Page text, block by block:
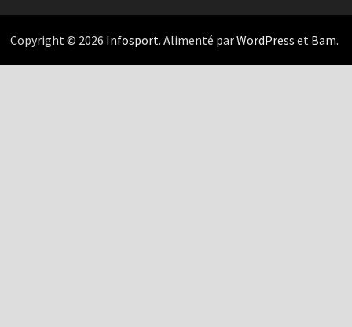
Copyright © 2026 Infosport. Alimenté parWordPress et Bam.